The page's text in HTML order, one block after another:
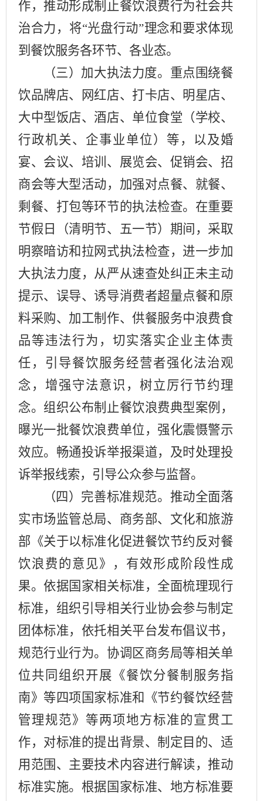
作，推动形成制止餐饮浪费行为社会共
治合力，将“光盘行动”理念和要求体现
到餐饮服务各环节、各业态。
（三）加大执法力度。 重点围绕餐
饮品牌店、网红店、打卡店、明星店、
大中型饭店、酒店、单位食堂（学校、
行政机关、企事业单位）等，以及婚
宴、会议、培训、展览会、促销会、招
商会等大型活动，加强对点餐、就餐、
剩餐、打包等环节的执法检查。在重要
节假日（清明节、五一节）期间，采取
明察暗访和拉网式执法检查，进一步加
大执法力度，从严从速查处纠正未主动
提示、误导、诱导消费者超量点餐和原
料采购、加工制作、供餐服务中浪费食
品等违法行为，切实落实企业主体责
任，引导餐饮服务经营者强化法治观
念，增强守法意识，树立厉行节约理
念。组织公布制止餐饮浪费典型案例，
曝光一批餐饮浪费单位，强化震慑警示
效应。畅通投诉举报渠道，及时处理投
诉举报线索，引导公众参与监督。
（四）完善标准规范。 推动全面落
实市场监管总局、商务部、文化和旅游
部《关于以标准化促进餐饮节约反对餐
饮浪费的意见》，有效形成阶段性成
果。依据国家相关标准，全面梳理现行
标准，组织引导相关行业协会参与制定
团体标准，依托相关平台发布倡议书，
规范行业行为。协调 区商务局等相关单
位共同组织开展《餐饮分餐制服务指
南》等四项国家标准和《节约餐饮经营
管理规范》等两项地方标准的宣贯工
作，对标准的提出背景、制定目的、适
用范围、主要技术内容进行解读，推动
标准实施。根据国家标准、地方标准要